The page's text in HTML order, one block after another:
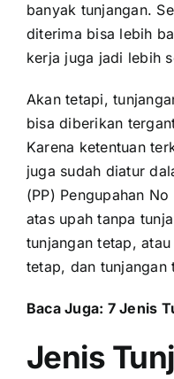
banyak tunjangan.
diterima bisa lebih
kerja juga jadi lebih
Akan tetapi,
bisa diberikan
Karena ketentuan
juga sudah diatur
(PP) Pengupahan
atas upah tanpa
tunjangan tetap,
tetap, dan tunjangan
Baca Juga: 7 Jenis
Jenis